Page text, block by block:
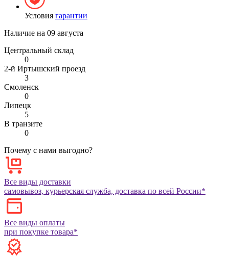
Условия гарантии
Наличие на 09 августа
Центральный склад
0
2-й Иртышский проезд
3
Смоленск
0
Липецк
5
В транзите
0
Почему с нами выгодно?
Все виды доставки
самовывоз, курьерская служба, доставка по всей России*
Все виды оплаты
при покупке товара*